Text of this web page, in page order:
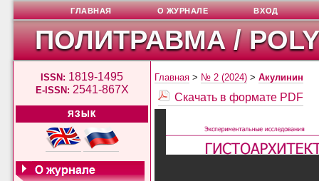
ПОЛИТРАВМА /
ISSN: 1819-1495
E-ISSN: 2541-867X
ЯЗЫК
ГЛАВНАЯ О ЖУРНАЛЕ ВХОД
Главная > № 2 (2024) >Акулинин
Скачать в формате PDF